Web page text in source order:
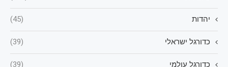
יהדות (45)
כדורגל ישראלי (39)
כדורגל עולמי (39)